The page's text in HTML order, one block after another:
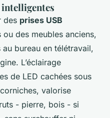
des prises USB
des meubles anciens,
bureau en télétravail,
L’éclairage
de LED cachées sous
valorise
- pierre, bois - si